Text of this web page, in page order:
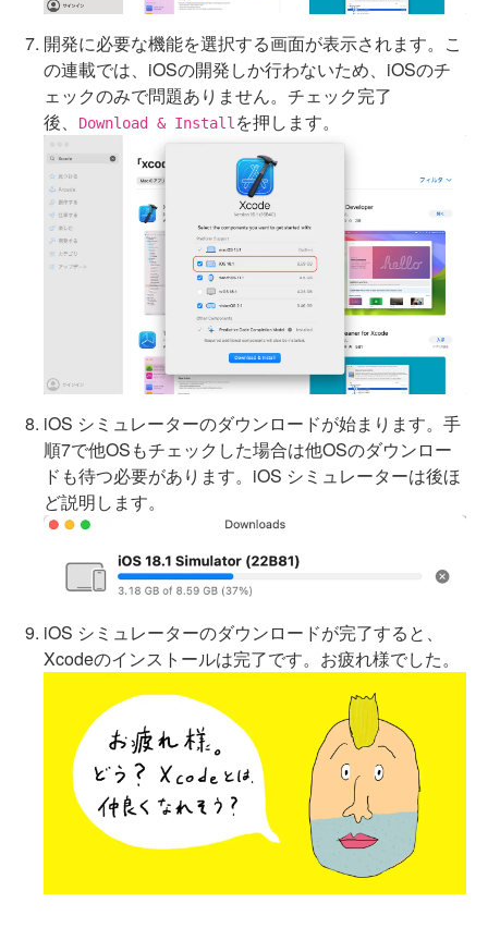
開発に必要な機能を選択する画面が表示されます。こ
の連載では、iOSの開発しか行わないため、iOSのチ
ェックのみで問題ありません。チェック完了
後、
Download & Install を押します。
iOS シミュレーターのダウンロードが始まります。手
順7で他OSもチェックした場合は他OSのダウンロー
ドも待つ必要があります。iOS シミュレーターは後ほ
ど説明します。
iOS シミュレーターのダウンロードが完了すると、
Xcodeのインストールは完了です。お疲れ様でした。